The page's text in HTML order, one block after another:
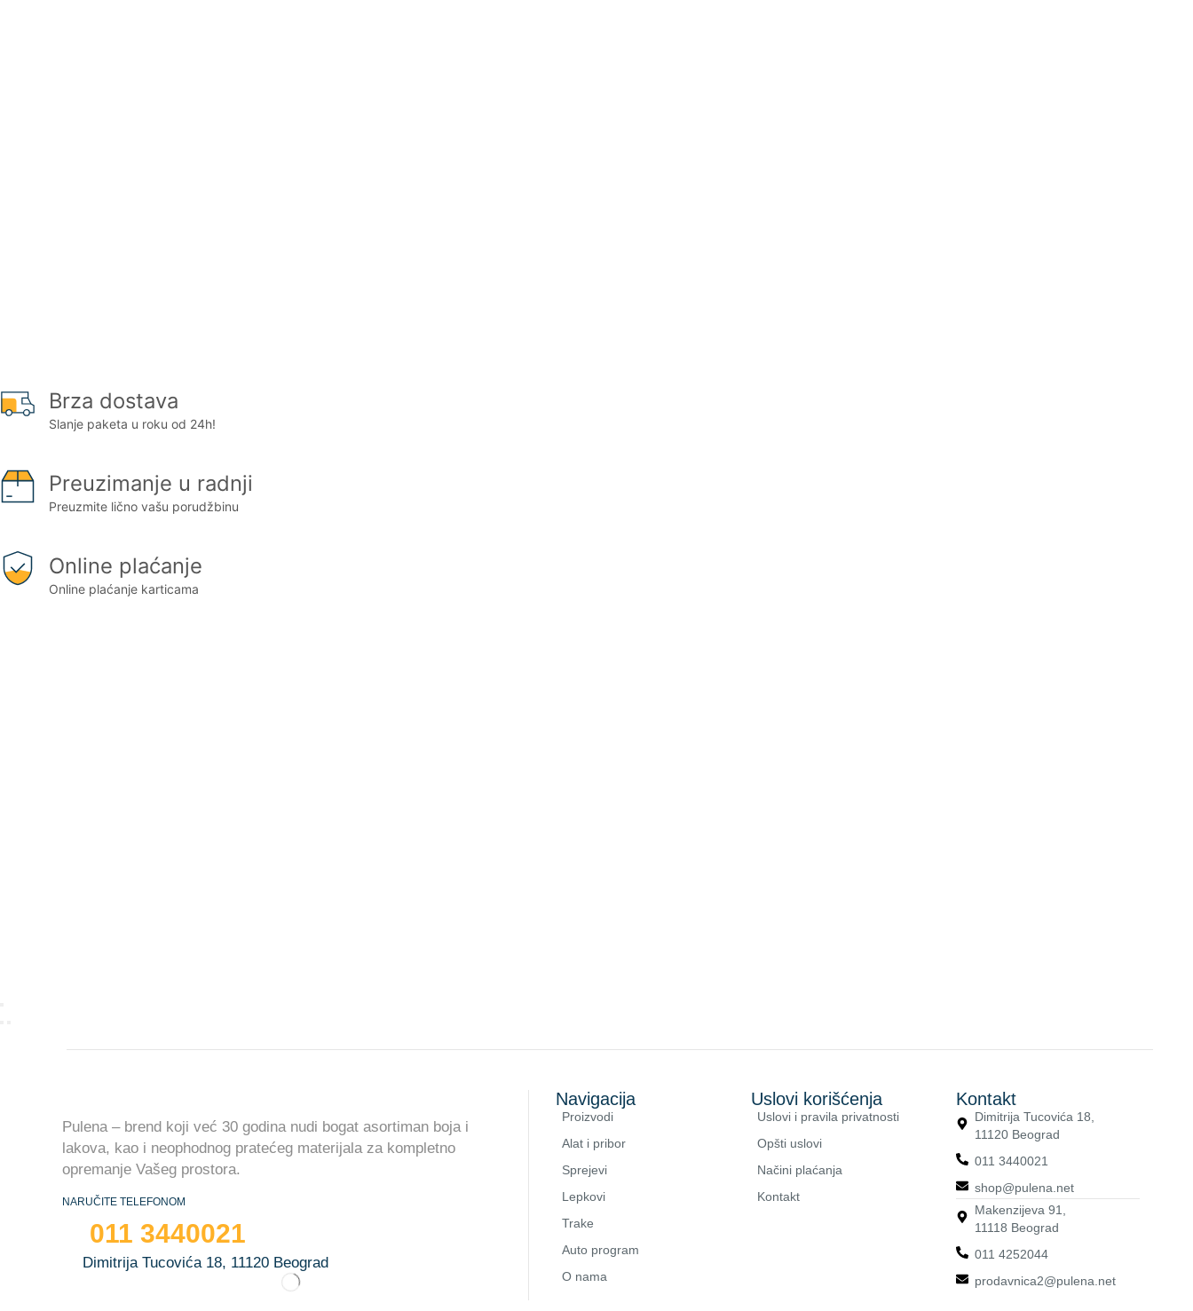
Brza dostava
Slanje paketa u roku od 24h!
Preuzimanje u radnji
Preuzmite lično vašu porudžbinu
Online plaćanje
Online plaćanje karticama
Pulena – brend koji već 30 godina nudi bogat asortiman boja i
lakova, kao i neophodnog pratećeg materijala za kompletno
opremanje Vašeg prostora.
NARUČITE TELEFONOM
011 3440021
Dimitrija Tucovića 18, 11120 Beograd
Navigacija
Proizvodi
Alat i pribor
Sprejevi
Lepkovi
Trake
Auto program
O nama
Uslovi korišćenja
Uslovi i pravila privatnosti
Opšti uslovi
Načini plaćanja
Kontakt
Kontakt
Dimitrija Tucovića 18,
11120 Beograd
011 3440021
shop@pulena.net
Makenzijeva 91,
11118 Beograd
011 4252044
prodavnica2@pulena.net